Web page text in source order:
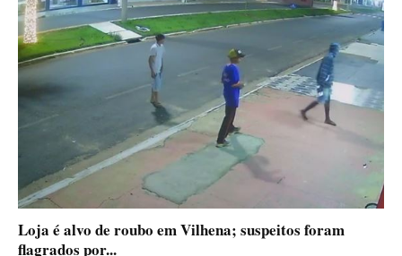
Loja é alvo de roubo em Vilhena; suspeitos foram
flagrados por...